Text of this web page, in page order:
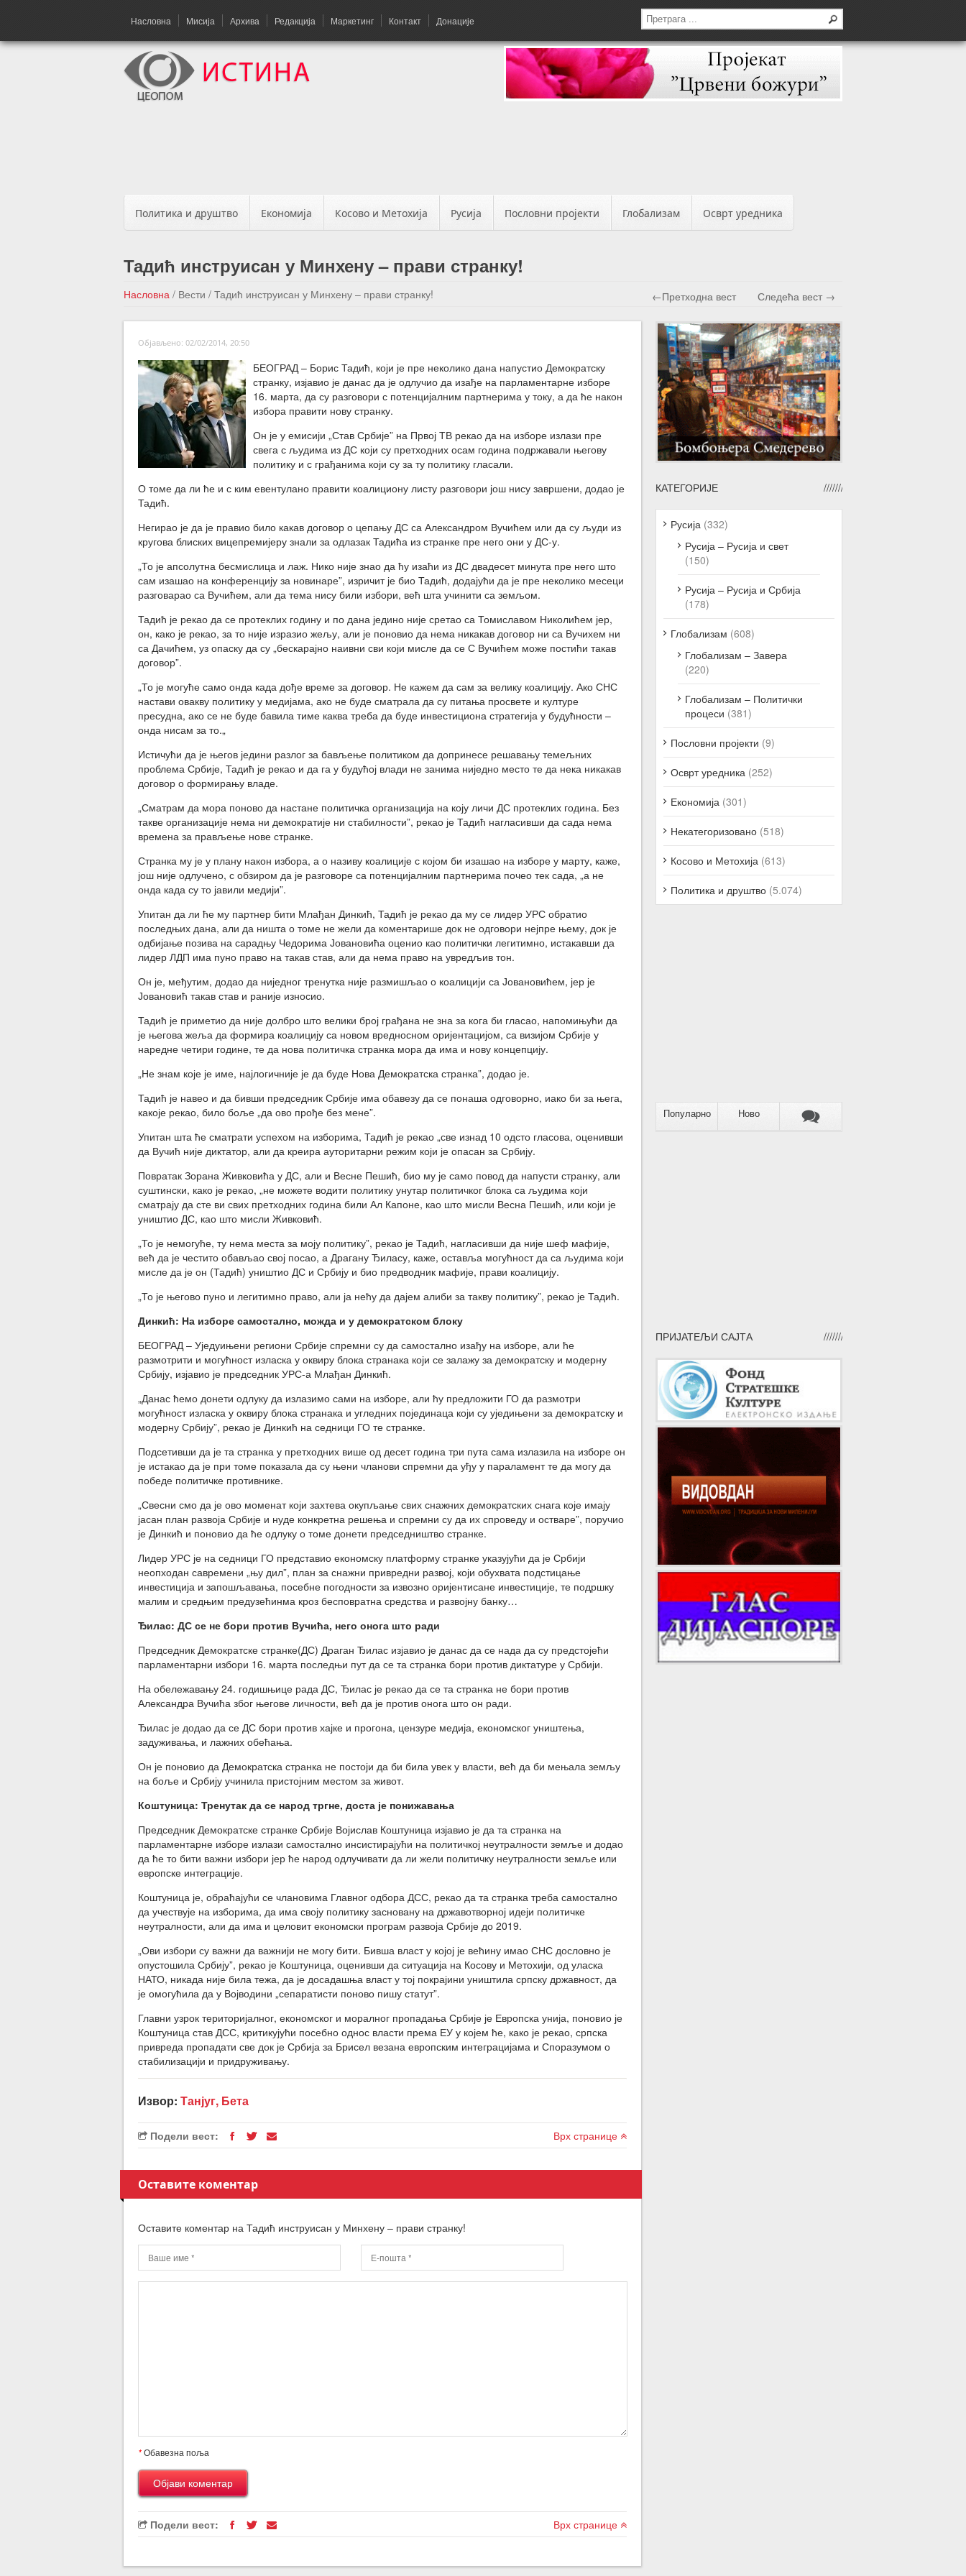
Насловна Мисија Архива Редакција Маркетинг Контакт Донације
Политика и друштво Економија Косово и Метохија Русија Пословни пројекти Глобализам Осврт уредника
Тадић инструисан у Минхену – прави странку!
Насловна / Вести / Тадић инструисан у Минхену – прави странку! ←Претходна вест Следећа вест →
Објављено: 02/02/2014, 20:50
БЕОГРАД – Борис Тадић, који је пре неколико дана напустио Демократску
странку, изјавио је данас да је одлучио да изађе на парламентарне изборе
16. марта, да су разговори с потенцијалним партнерима у току, а да ће након
избора правити нову странку.
Он је у емисији „Став Србије” на Првој ТВ рекао да на изборе излази пре
свега с људима из ДС који су претходних осам година подржавали његову
политику и с грађанима који су за ту политику гласали.
О томе да ли ће и с ким евентулано правити коалициону листу разговори још нису завршени, додао је
Тадић.
Негирао је да је правио било какав договор о цепању ДС са Александром Вучићем или да су људи из
кругова блиских вицепремијеру знали за одлазак Тадића из странке пре него они у ДС-у.
„То је апсолутна бесмислица и лаж. Нико није знао да ћу изаћи из ДС двадесет минута пре него што
сам изашао на конференцију за новинаре”, изричит је био Тадић, додајући да је пре неколико месеци
разговарао са Вучићем, али да тема нису били избори, већ шта учинити са земљом.
Тадић је рекао да се протеклих годину и по дана једино није сретао са Томиславом Николићем јер,
он, како је рекао, за то није изразио жељу, али је поновио да нема никакав договор ни са Вучихем ни
са Дачићем, уз опаску да су „бескарајно наивни сви који мисле да се С Вучићем може постићи такав
договор”.
„То је могуће само онда када дође време за договор. Не кажем да сам за велику коалицију. Ако СНС
настави овакву политику у медијама, ако не буде сматрала да су питања просвете и културе
пресудна, ако се не буде бавила тиме каква треба да буде инвестициона стратегија у будућности –
онда нисам за то.„
Истичући да је његов једини разлог за бављење политиком да допринесе решавању темељних
проблема Србије, Тадић је рекао и да га у будућој влади не занима ниједно место те да нека никакав
договор о формирању владе.
„Сматрам да мора поново да настане политичка организација на коју личи ДС протеклих година. Без
такве организације нема ни демократије ни стабилности”, рекао је Тадић нагласивши да сада нема
времена за прављење нове странке.
Странка му је у плану након избора, а о називу коалиције с којом би изашао на изборе у марту, каже,
још није одлучено, с обзиром да је разговоре са потенцијалним партнерима почео тек сада, „а не
онда када су то јавили медији”.
Упитан да ли ће му партнер бити Млађан Динкић, Тадић је рекао да му се лидер УРС обратио
последњих дана, али да ништа о томе не жели да коментарише док не одговори нејпре њему, док је
одбијање позива на сарадњу Чедорима Јовановића оценио као политички легитимно, истакавши да
лидер ЛДП има пуно право на такав став, али да нема право на увредљив тон.
Он је, међутим, додао да ниједног тренутка није размишљао о коалицији са Јовановићем, јер је
Јовановић такав став и раније износио.
Тадић је приметио да није долбро што велики број грађана не зна за кога би гласао, напомињући да
је његова жеља да формира коалицију са новом вредносном оријентацијом, са визијом Србије у
наредне четири године, те да нова политичка странка мора да има и нову концепцију.
„Не знам које је име, најлогичније је да буде Нова Демократска странка”, додао је.
Тадић је навео и да бивши председник Србије има обавезу да се понаша одговорно, иако би за њега,
какоје рекао, било боље „да ово прође без мене”.
Упитан шта ће сматрати успехом на изборима, Тадић је рекао „све изнад 10 одсто гласова, оценивши
да Вучић није диктатор, али да креира ауторитарни режим који је опасан за Србију.
Повратак Зорана Живковића у ДС, али и Весне Пешић, био му је само повод да напусти странку, али
суштински, како је рекао, „не можете водити политику унутар политичког блока са људима који
сматрају да сте ви свих претходних година били Ал Капоне, као што мисли Весна Пешић, или који је
уништио ДС, као што мисли Живковић.
„То је немогуће, ту нема места за моју политику”, рекао је Тадић, нагласивши да није шеф мафије,
већ да је честито обављао свој посао, а Драгану Ђиласу, каже, оставља могућност да са људима који
мисле да је он (Тадић) уништио ДС и Србију и био предводник мафије, прави коалицију.
„То је његово пуно и легитимно право, али ја нећу да дајем алиби за такву политику”, рекао је Тадић.
Динкић: На изборе самостално, можда и у демократском блоку
БЕОГРАД – Уједуињени региони Србије спремни су да самостално изађу на изборе, али ће
размотрити и могућност изласка у оквиру блока странака који се залажу за демократску и модерну
Србију, изјавио је председник УРС-а Млађан Динкић.
„Данас ћемо донети одлуку да излазимо сами на изборе, али ћу предложити ГО да размотри
могућност изласка у оквиру блока странака и угледних појединаца који су уједињени за демократску и
модерну Србију”, рекао је Динкић на седници ГО те странке.
Подсетивши да је та странка у претходних више од десет година три пута сама излазила на изборе он
је истакао да је при томе показала да су њени чланови спремни да уђу у параламент те да могу да
победе политичке противнике.
„Свесни смо да је ово моменат који захтева окупљање свих снажних демократских снага које имају
јасан план развоја Србије и нуде конкретна решења и спремни су да их спроведу и остваре”, поручио
је Динкић и поновио да ће одлуку о томе донети председништво странке.
Лидер УРС је на седници ГО представио економску платформу странке указујући да је Србији
неопходан савремени „њу дил”, план за снажни привредни развој, који обухвата подстицање
инвестиција и запошљавања, посебне погодности за извозно оријентисане инвестиције, те подршку
малим и средњим предузећинма кроз бесповратна средства и развојну банку…
Ђилас: ДС се не бори против Вучића, него онога што ради
Председник Демократске странке(ДС) Драган Ђилас изјавио је данас да се нада да су предстојећи
парламентарни избори 16. марта последњи пут да се та странка бори против диктатуре у Србији.
На обележавању 24. годишњице рада ДС, Ђилас је рекао да се та странка не бори против
Александра Вучића због његове личности, већ да је против онога што он ради.
Ђилас је додао да се ДС бори против хајке и прогона, цензуре медија, економског уништења,
задуживања, и лажних обећања.
Он је поновио да Демократска странка не постоји да би била увек у власти, већ да би мењала земљу
на боље и Србију учинила пристојним местом за живот.
Коштуница: Тренутак да се народ тргне, доста је понижавања
Председник Демократске странке Србије Војислав Коштуница изјавио је да та странка на
парламентарне изборе излази самостално инсистирајући на политичкој неутралности земље и додао
да ће то бити важни избори јер ће народ одлучивати да ли жели политичку неутралности земље или
европске интеграције.
Коштуница је, обраћајући се члановима Главног одбора ДСС, рекао да та странка треба самостално
да учествује на изборима, да има своју политику засновану на државотворној идеји политичке
неутралности, али да има и целовит економски програм развоја Србије до 2019.
„Ови избори су важни да важнији не могу бити. Бивша власт у којој је већину имао СНС дословно је
опустошила Србију”, рекао је Коштуница, оценивши да ситуација на Косову и Метохији, од уласка
НАТО, никада није била тежа, да је досадашња власт у тој покрајини уништила српску државност, да
је омогућила да у Војводини „сепаратисти поново пишу статут”.
Главни узрок територијалног, економског и моралног пропадања Србије је Европска унија, поновио је
Коштуница став ДСС, критикујући посебно однос власти према ЕУ у којем ће, како је рекао, српска
привреда пропадати све док је Србија за Брисел везана европским интеграцијама и Споразумом о
стабилизацији и придруживању.
Извор: Танјуг, Бета
Подели вест: Врх странице
Оставите коментар
Оставите коментар на Тадић инструисан у Минхену – прави странку!
*Обавезна поља
Подели вест: Врх странице
КАТЕГОРИЈЕ
Русија (332)
Русија – Русија и свет
(150)
Русија – Русија и Србија
(178)
Глобализам (608)
Глобализам – Завера
(220)
Глобализам – Политички
процеси (381)
Пословни пројекти (9)
Осврт уредника (252)
Економија (301)
Некатегоризовано (518)
Косово и Метохија (613)
Политика и друштво (5.074)
Популарно Ново
ПРИЈАТЕЉИ САЈТА